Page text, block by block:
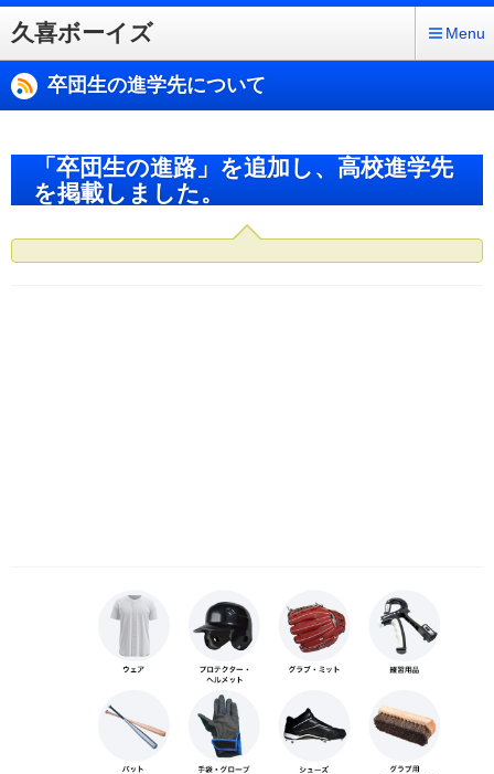
久喜ボーイズ Menu
卒団生の進学先について
「卒団生の進路」を追加し、高校進学先
を掲載しました。